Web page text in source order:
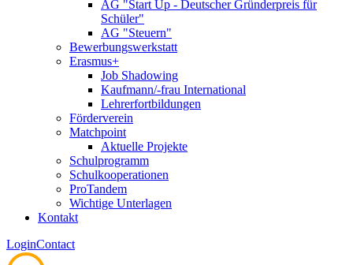
AG "Start Up - Deutscher Gründerpreis für
Schüler"
AG "Steuern"
Bewerbungswerkstatt
Erasmus+
Job Shadowing
Kaufmann/-frau International
Lehrerfortbildungen
Förderverein
Matchpoint
Aktuelle Projekte
Schulprogramm
Schulkooperationen
ProTandem
Wichtige Unterlagen
Kontakt
LoginContact